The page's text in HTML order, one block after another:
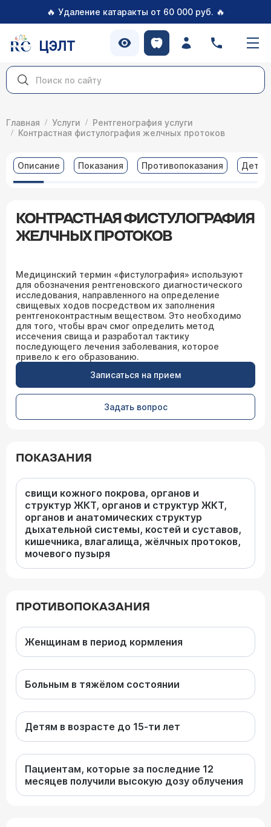
🔥 Удаление катаракты от 60 000 руб. 🔥
ЦЭЛТ
Главная Услуги
Рентгенография услуги
Контрастная фистулография желчных протоков
Описание Показания Противопоказания
КОНТРАСТНАЯ ФИСТУЛОГРАФИЯ
ЖЕЛЧНЫХ ПРОТОКОВ
Медицинский термин «фистулография» используют
для обозначения рентгеновского диагностического
исследования, направленного на определение
свищевых ходов посредством их заполнения
рентгеноконтрастным веществом. Это необходимо
для того, чтобы врач смог определить метод
иссечения свища и разработал тактику
последующего лечения заболевания, которое
привело к его образованию.
Записаться на прием
Задать вопрос
ПОКАЗАНИЯ
свищи кожного покрова, органов и
структур ЖКТ, органов и структур ЖКТ,
органов и анатомических структур
дыхательной системы, костей и суставов,
кишечника, влагалища, жёлчных протоков,
мочевого пузыря
ПРОТИВОПОКАЗАНИЯ
Женщинам в период кормления
Больным в тяжёлом состоянии
Детям в возрасте до 15-ти лет
Пациентам, которые за последние 12
месяцев получили высокую дозу облучения